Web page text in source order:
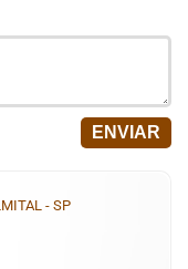
- SP